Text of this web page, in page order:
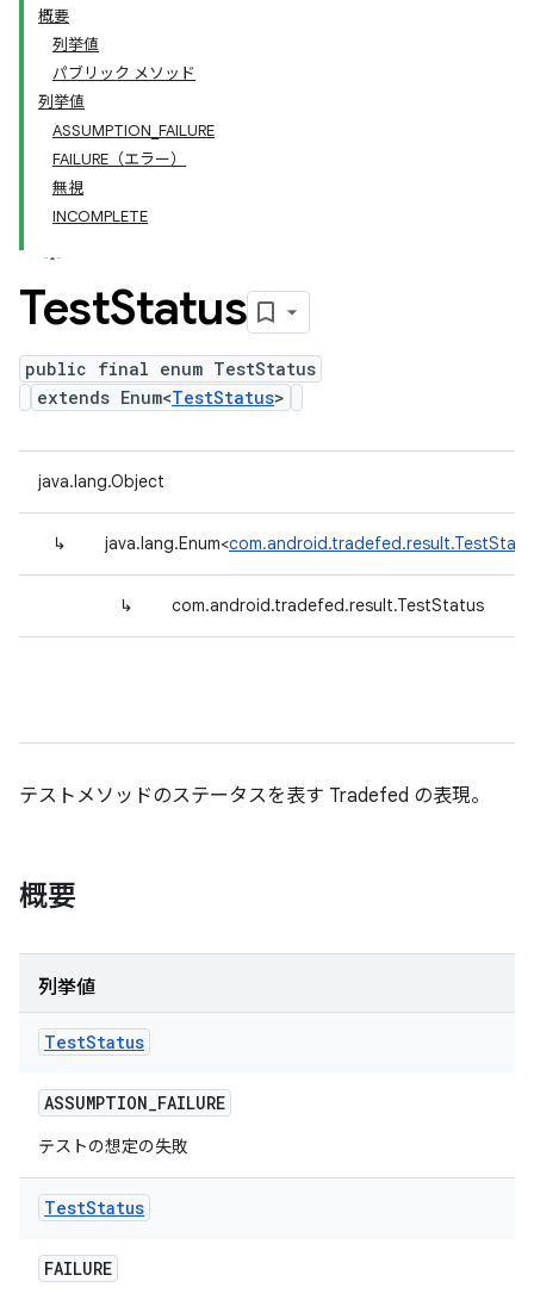
概要
列挙値
パブリック メソッド
列挙値
ASSUMPTION_FAILURE
FAILURE（エラー）
無視
INCOMPLETE
TestStatus
public final enum TestStatus
extends Enum<TestStatus>
java.lang.Object
↳ java.lang.Enum<
↳ com.android.tradefed.result.TestStatus
テストメソッドのステータスを表す Tradefed の表現。
概要
列挙値
TestStatus
ASSUMPTION_FAILURE
テストの想定の失敗
TestStatus
FAILURE